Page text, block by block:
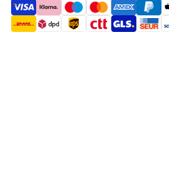
payment methods
shipment methods